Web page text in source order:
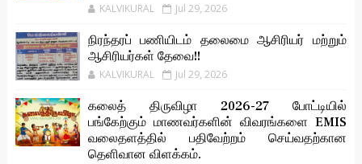
KALVIKURAL Jul 29, 2026
நிரந்தரப் பணியிடம் தலைமை ஆசிரியர் மற்றும்
ஆசிரியர்கள் தேவை!!
KALVIKURAL Jul 29, 2026
கலைத் திருவிழா 2026-27 போட்டியில்
பங்கேற்கும் மாணவர்களின் விவரங்களை EMIS
வலைதளத்தில் பதிவேற்றம் செய்வதற்கான
தெளிவான விளக்கம்.